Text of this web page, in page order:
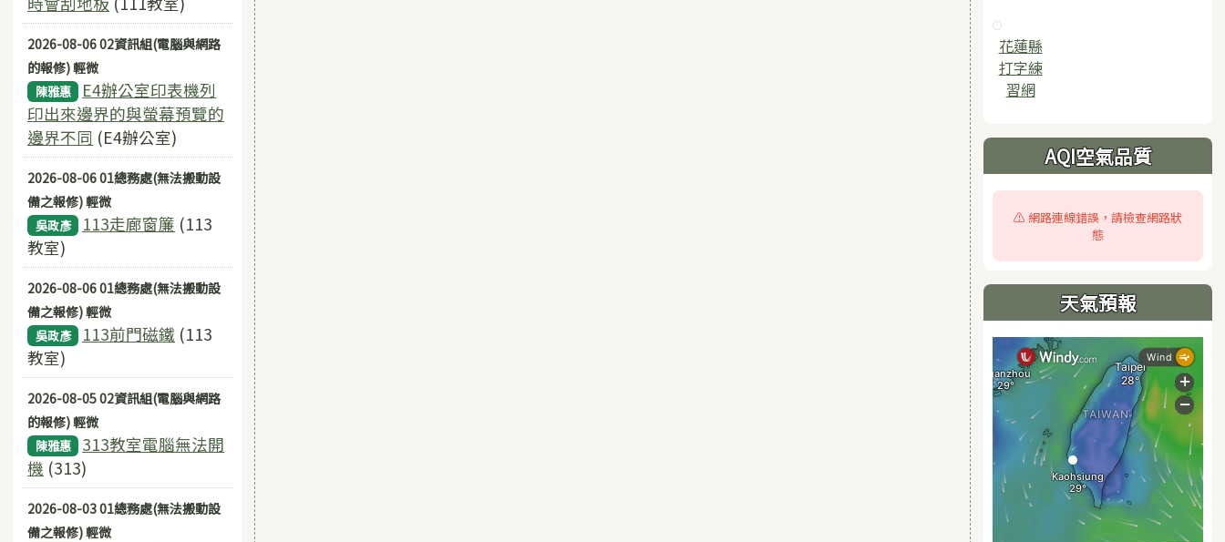
2026-08-06 02資訊組(電腦與網路
的報修) 輕微
陳雅惠
E4辦公室印表機列
印出來邊界的與螢幕預覽的
邊界不同 (E4辦公室)
2026-08-06 01總務處(無法搬動設
備之報修) 輕微
吳政彥 113走廊窗簾 (113
教室)
2026-08-06 01總務處(無法搬動設
備之報修) 輕微
吳政彥 113前門磁鐵 (113
教室)
2026-08-05 02資訊組(電腦與網路
的報修) 輕微
陳雅惠
313教室電腦無法開
機 (313)
2026-08-03 01總務處(無法搬動設
備之報修) 輕微
花蓮縣
打字練
習網
AQI空氣品質
⚠️ 網路連線錯誤，請檢查網路狀
態
天氣預報